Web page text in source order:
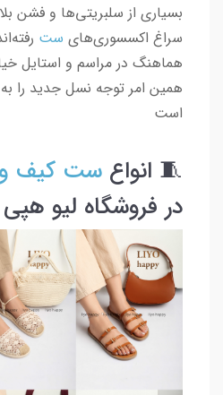
بسیاری از سلبریتی‌ها و فشن
سراغ اکسسوری‌های ست
هماهنگ در مراسم و استایل
همین امر توجه نسل جدید را
است
🧵 انواع ست کیف
در فروشگاه لیو هپی